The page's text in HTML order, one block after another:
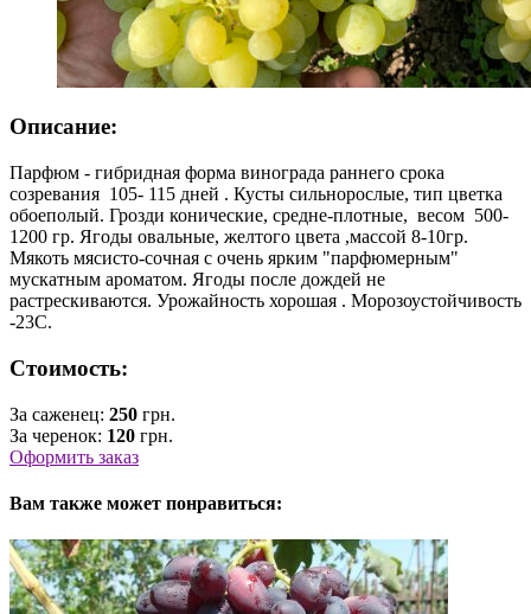
Описание:
Парфюм - гибридная форма винограда раннего срока
созревания 105- 115 дней . Кусты сильнорослые, тип цветка
обоеполый. Грозди конические, средне-плотные, весом 500-
1200 гр. Ягоды овальные, желтого цвета ,массой 8-10гр.
Мякоть мясисто-сочная с очень ярким "парфюмерным"
мускатным ароматом. Ягоды после дождей не
растрескиваются. Урожайность хорошая . Морозоустойчивость
-23С.
Стоимость:
За саженец: 250 грн.
За черенок: 120 грн.
Оформить заказ
Вам также может понравиться: